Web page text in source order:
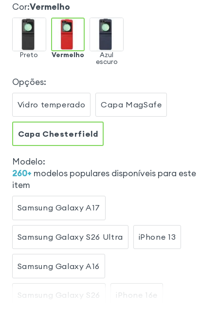
Cor:Vermelho
Preto Vermelho Azul
escuro
Opções:
Vidro temperado Capa MagSafe
Capa Chesterfield
Modelo:
260+ modelos populares disponíveis para este
item
Samsung Galaxy A17
Samsung Galaxy S26 Ultra iPhone 13
Samsung Galaxy A16
Samsung Galaxy S26 iPhone 16e